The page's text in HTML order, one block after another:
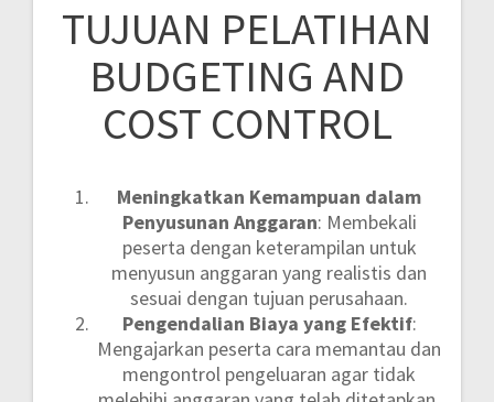
TUJUAN PELATIHAN
BUDGETING AND
COST CONTROL
Meningkatkan Kemampuan dalam
Penyusunan Anggaran: Membekali
peserta dengan keterampilan untuk
menyusun anggaran yang realistis dan
sesuai dengan tujuan perusahaan.
Pengendalian Biaya yang Efektif:
Mengajarkan peserta cara memantau dan
mengontrol pengeluaran agar tidak